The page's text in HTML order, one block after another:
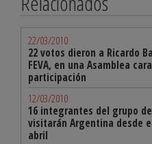
22/03/2010
22 votos dieron a Ricardo
FEVA, en una Asamblea
participación
12/03/2010
16 integrantes del grupo
visitarán Argentina desde
abril